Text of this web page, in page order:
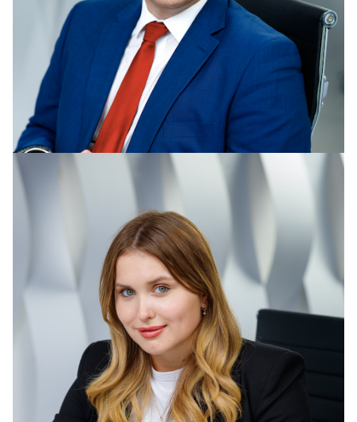
Витковская Виктория Максимовна
vitkovskaya@kniazev.ru
+7 (915) 355-22-71, +7 (495) 9871870